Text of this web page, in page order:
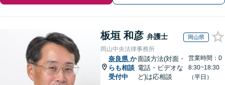
板垣 和彦 弁護士 岡山県
岡山中央法律事務所
奈良県 か
らも相談
受付中
面談方法(対面・
電話・ビデオな
ど)は応相談
営業時間：0
8:30~18:30
（平日）